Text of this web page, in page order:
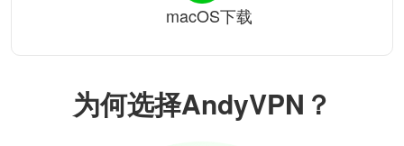
为何选择AndyVPN？
macOS下载